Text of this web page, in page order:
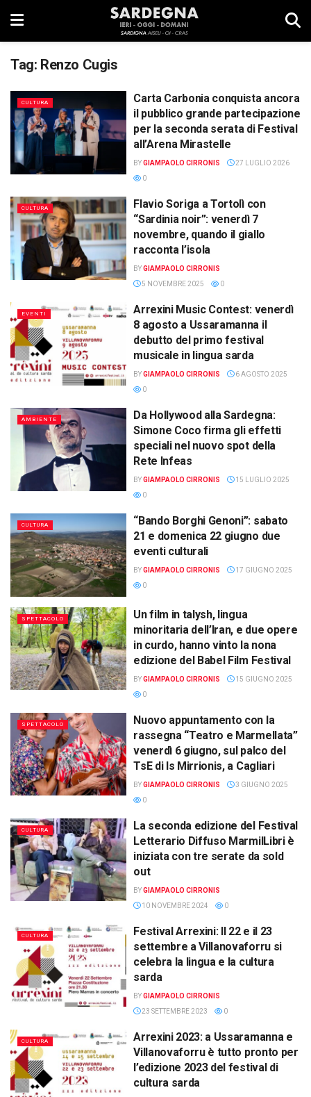
Tag: Renzo Cugis
CULTURA
Carta Carbonia conquista ancora
il pubblico grande partecipazione
per la seconda serata di Festival
all’Arena Mirastelle
BYGIAMPAOLO CIRRONIS
27 LUGLIO 2026
0
CULTURA
Flavio Soriga a Tortolì con
“Sardinia noir”: venerdì 7
novembre, quando il giallo
racconta l’isola
BYGIAMPAOLO CIRRONIS
5 NOVEMBRE 2025
0
EVENTI
Arrexini Music Contest: venerdì
8 agosto a Ussaramanna il
debutto del primo festival
musicale in lingua sarda
BYGIAMPAOLO CIRRONIS
6 AGOSTO 2025
0
AMBIENTE
Da Hollywood alla Sardegna:
Simone Coco firma gli effetti
speciali nel nuovo spot della
Rete Infeas
BYGIAMPAOLO CIRRONIS
15 LUGLIO 2025
0
CULTURA
“Bando Borghi Genoni”: sabato
21 e domenica 22 giugno due
eventi culturali
BYGIAMPAOLO CIRRONIS
17 GIUGNO 2025
0
SPETTACOLO
Un film in talysh, lingua
minoritaria dell’Iran, e due opere
in curdo, hanno vinto la nona
edizione del Babel Film Festival
BYGIAMPAOLO CIRRONIS
15 GIUGNO 2025
0
SPETTACOLO
Nuovo appuntamento con la
rassegna “Teatro e Marmellata”
venerdì 6 giugno, sul palco del
TsE di Is Mirrionis, a Cagliari
BYGIAMPAOLO CIRRONIS
3 GIUGNO 2025
0
CULTURA
La seconda edizione del Festival
Letterario Diffuso MarmilLibri è
iniziata con tre serate da sold
out
BYGIAMPAOLO CIRRONIS
10 NOVEMBRE 2024
0
CULTURA
Festival Arrexini: Il 22 e il 23
settembre a Villanovaforru si
celebra la lingua e la cultura
sarda
BYGIAMPAOLO CIRRONIS
23 SETTEMBRE 2023
0
CULTURA
Arrexini 2023: a Ussaramanna e
Villanovaforru è tutto pronto per
l’edizione 2023 del festival di
cultura sarda